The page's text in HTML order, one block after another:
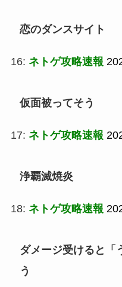
恋のダンスサイト
16: ネトゲ攻略速報
仮面被ってそう
17: ネトゲ攻略速報
浄覇滅焼炎
18: ネトゲ攻略速報
ダメージ受けると「
う